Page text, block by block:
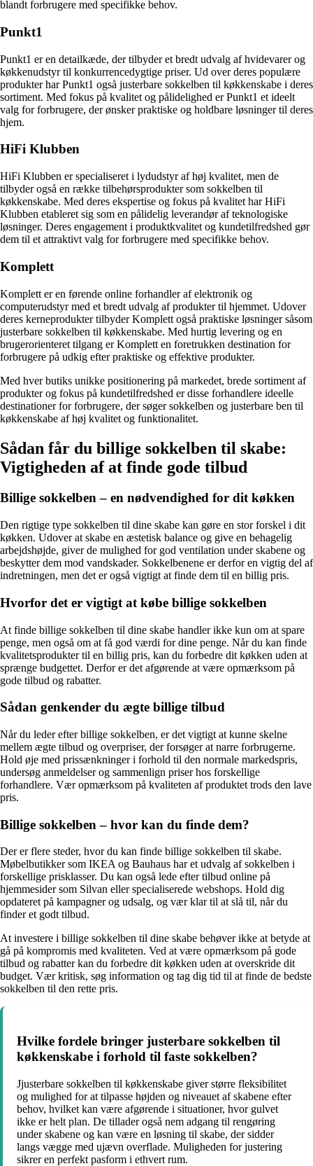
blandt forbrugere med specifikke behov.
Punkt1
Punkt1 er en detailkæde, der tilbyder et bredt udvalg af hvidevarer og
køkkenudstyr til konkurrencedygtige priser. Ud over deres populære
produkter har Punkt1 også justerbare sokkelben til køkkenskabe i deres
sortiment. Med fokus på kvalitet og pålidelighed er Punkt1 et ideelt
valg for forbrugere, der ønsker praktiske og holdbare løsninger til deres
hjem.
HiFi Klubben
HiFi Klubben er specialiseret i lydudstyr af høj kvalitet, men de
tilbyder også en række tilbehørsprodukter som sokkelben til
køkkenskabe. Med deres ekspertise og fokus på kvalitet har HiFi
Klubben etableret sig som en pålidelig leverandør af teknologiske
løsninger. Deres engagement i produktkvalitet og kundetilfredshed gør
dem til et attraktivt valg for forbrugere med specifikke behov.
Komplett
Komplett er en førende online forhandler af elektronik og
computerudstyr med et bredt udvalg af produkter til hjemmet. Udover
deres kerneprodukter tilbyder Komplett også praktiske løsninger såsom
justerbare sokkelben til køkkenskabe. Med hurtig levering og en
brugerorienteret tilgang er Komplett en foretrukken destination for
forbrugere på udkig efter praktiske og effektive produkter.
Med hver butiks unikke positionering på markedet, brede sortiment af
produkter og fokus på kundetilfredshed er disse forhandlere ideelle
destinationer for forbrugere, der søger sokkelben og justerbare ben til
køkkenskabe af høj kvalitet og funktionalitet.
Sådan får du billige sokkelben til skabe:
Vigtigheden af at finde gode tilbud
Billige sokkelben – en nødvendighed for dit køkken
Den rigtige type sokkelben til dine skabe kan gøre en stor forskel i dit
køkken. Udover at skabe en æstetisk balance og give en behagelig
arbejdshøjde, giver de mulighed for god ventilation under skabene og
beskytter dem mod vandskader. Sokkelbenene er derfor en vigtig del af
indretningen, men det er også vigtigt at finde dem til en billig pris.
Hvorfor det er vigtigt at købe billige sokkelben
At finde billige sokkelben til dine skabe handler ikke kun om at spare
penge, men også om at få god værdi for dine penge. Når du kan finde
kvalitetsprodukter til en billig pris, kan du forbedre dit køkken uden at
sprænge budgettet. Derfor er det afgørende at være opmærksom på
gode tilbud og rabatter.
Sådan genkender du ægte billige tilbud
Når du leder efter billige sokkelben, er det vigtigt at kunne skelne
mellem ægte tilbud og overpriser, der forsøger at narre forbrugerne.
Hold øje med prissænkninger i forhold til den normale markedspris,
undersøg anmeldelser og sammenlign priser hos forskellige
forhandlere. Vær opmærksom på kvaliteten af produktet trods den lave
pris.
Billige sokkelben – hvor kan du finde dem?
Der er flere steder, hvor du kan finde billige sokkelben til skabe.
Møbelbutikker som IKEA og Bauhaus har et udvalg af sokkelben i
forskellige prisklasser. Du kan også lede efter tilbud online på
hjemmesider som Silvan eller specialiserede webshops. Hold dig
opdateret på kampagner og udsalg, og vær klar til at slå til, når du
finder et godt tilbud.
At investere i billige sokkelben til dine skabe behøver ikke at betyde at
gå på kompromis med kvaliteten. Ved at være opmærksom på gode
tilbud og rabatter kan du forbedre dit køkken uden at overskride dit
budget. Vær kritisk, søg information og tag dig tid til at finde de bedste
sokkelben til den rette pris.
Hvilke fordele bringer justerbare sokkelben til
køkkenskabe i forhold til faste sokkelben?
Jjusterbare sokkelben til køkkenskabe giver større fleksibilitet
og mulighed for at tilpasse højden og niveauet af skabene efter
behov, hvilket kan være afgørende i situationer, hvor gulvet
ikke er helt plan. De tillader også nem adgang til rengøring
under skabene og kan være en løsning til skabe, der sidder
langs vægge med ujævn overflade. Muligheden for justering
sikrer en perfekt pasform i ethvert rum.